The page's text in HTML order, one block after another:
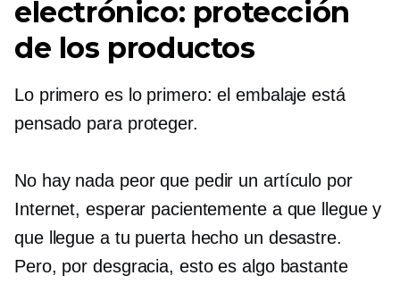
electrónico: protección
de los productos
Lo primero es lo primero: el embalaje está
pensado para proteger.
No hay nada peor que pedir un artículo por
Internet, esperar pacientemente a que llegue y
que llegue a tu puerta hecho un desastre.
Pero, por desgracia, esto es algo bastante